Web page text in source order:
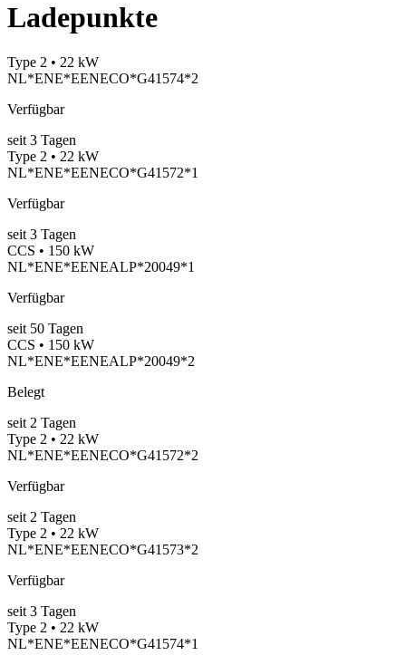
Ladepunkte
Type 2 • 22 kW
NL*ENE*EENECO*G41574*2
Verfügbar
seit 3 Tagen
Type 2 • 22 kW
NL*ENE*EENECO*G41572*1
Verfügbar
seit 3 Tagen
CCS • 150 kW
NL*ENE*EENEALP*20049*1
Verfügbar
seit 50 Tagen
CCS • 150 kW
NL*ENE*EENEALP*20049*2
Belegt
seit 2 Tagen
Type 2 • 22 kW
NL*ENE*EENECO*G41572*2
Verfügbar
seit 2 Tagen
Type 2 • 22 kW
NL*ENE*EENECO*G41573*2
Verfügbar
seit 3 Tagen
Type 2 • 22 kW
NL*ENE*EENECO*G41574*1